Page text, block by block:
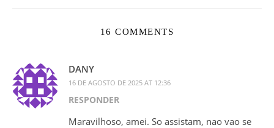
16 COMMENTS
DANY
16 DE AGOSTO DE 2025 AT 12:36
RESPONDER
Maravilhoso, amei. So assistam, nao vao se